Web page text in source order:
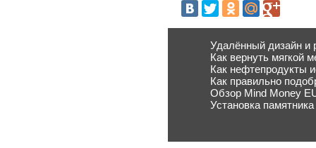
Удалённый дизайн и
Как вернуть мягкой
Как нефтепродукты
Как правильно
Обзор Mind Money
Установка